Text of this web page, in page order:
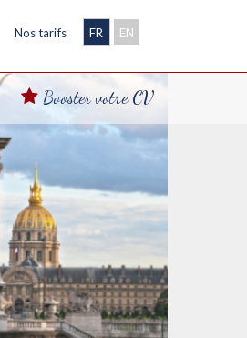
Nos tarifs FR EN
Booster votre CV